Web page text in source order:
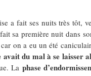
a fait ses nuits très tôt,
sa première nuit dans
on a eu un été
avait du mal à se laisser
La phase